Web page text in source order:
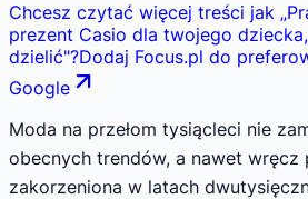
Chcesz czytać więcej treści jak „
prezent Casio dla twojego
dzielić"?Dodaj Focus.pl do
Google
Moda na przełom tysiącleci nie
obecnych trendów, a nawet wręcz
zakorzeniona w latach